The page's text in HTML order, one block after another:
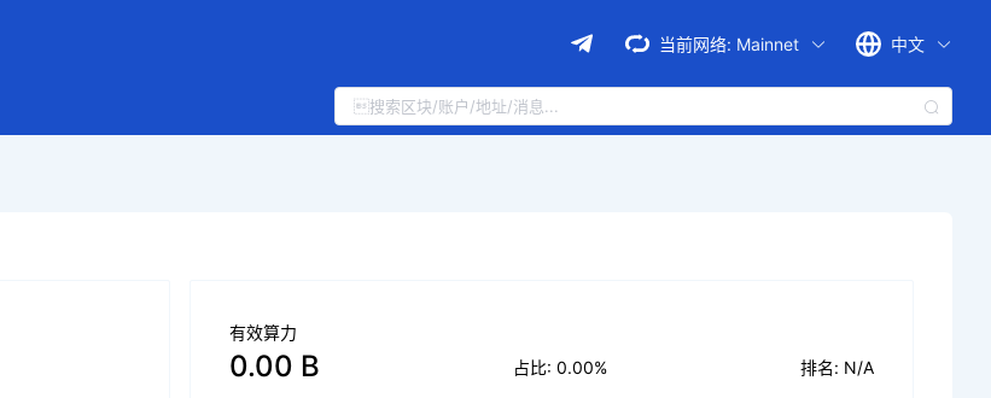
当前网络: Mainnet 中文
有效算力
0.00 B 占比: 0.00% 排名: N/A